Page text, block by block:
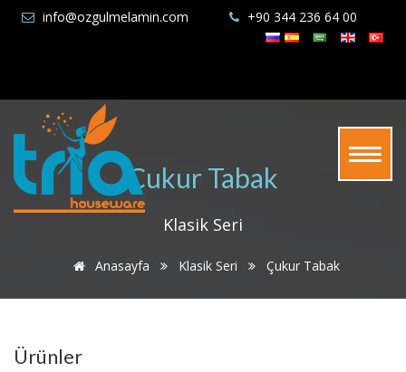
info@ozgulmelamin.com +90 344 236 64 00
Çukur Tabak
Klasik Seri
Anasayfa Klasik Seri Çukur Tabak
Ürünler